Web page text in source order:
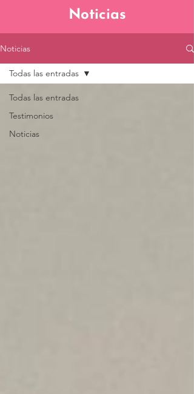
Noticias
Noticias
Todas las entradas
Testimonios
Noticias
Todas las entradas